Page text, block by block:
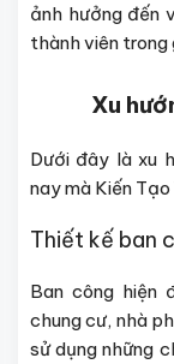
ảnh hưởng đến
thành viên trong
Xu
Dưới đây là xu
nay mà Kiến
Thiết kế ban
Ban công hiện
chung cư, nhà
sử dụng những